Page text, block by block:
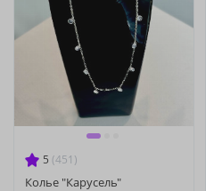
5 (451)
Колье "Карусель"